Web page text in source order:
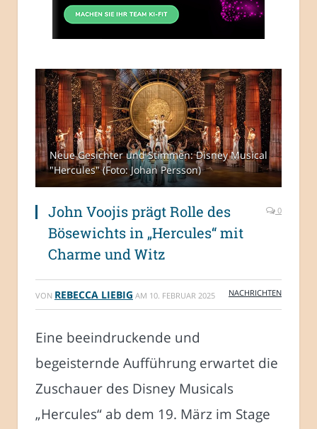
Neue Gesichter und Stimmen: Disney Musical
"Hercules" (Foto: Johan Persson)
John Voojis prägt Rolle des
Bösewichts in „Hercules“ mit
Charme und Witz
0
VON REBECCA LIEBIG AM 10. FEBRUAR 2025 NACHRICHTEN
Eine beeindruckende und
begeisternde Aufführung erwartet die
Zuschauer des Disney Musicals
„Hercules“ ab dem 19. März im Stage